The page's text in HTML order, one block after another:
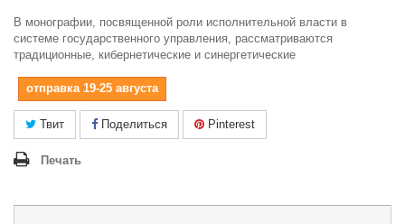
В монографии, посвященной роли исполнительной власти в
системе государственного управления, рассматриваются
традиционные, кибернетические и синергетические
отправка 19-25 августа
Твит Поделиться Pinterest
Печать